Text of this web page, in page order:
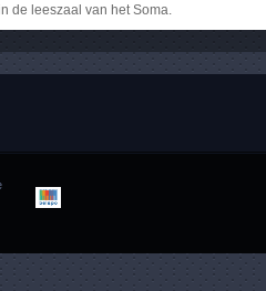
de leeszaal van het Soma.